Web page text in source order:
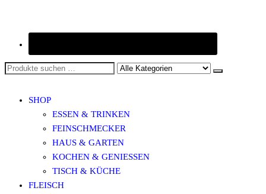
SHOP
ESSEN & TRINKEN
FEINSCHMECKER
HAUS & GARTEN
KOCHEN & GENIESSEN
TISCH & KÜCHE
FLEISCH